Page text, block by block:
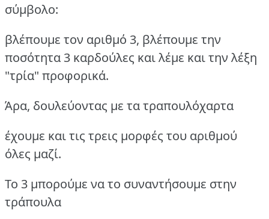
σύμβολο:
βλέπουμε τον αριθμό 3, βλέπουμε την
ποσότητα 3 καρδούλες και λέμε και την λέξη
"τρία" προφορικά.
Άρα, δουλεύοντας με τα τραπουλόχαρτα
έχουμε και τις τρεις μορφές του αριθμού
όλες μαζί.
Το 3 μπορούμε να το συναντήσουμε στην
τράπουλα